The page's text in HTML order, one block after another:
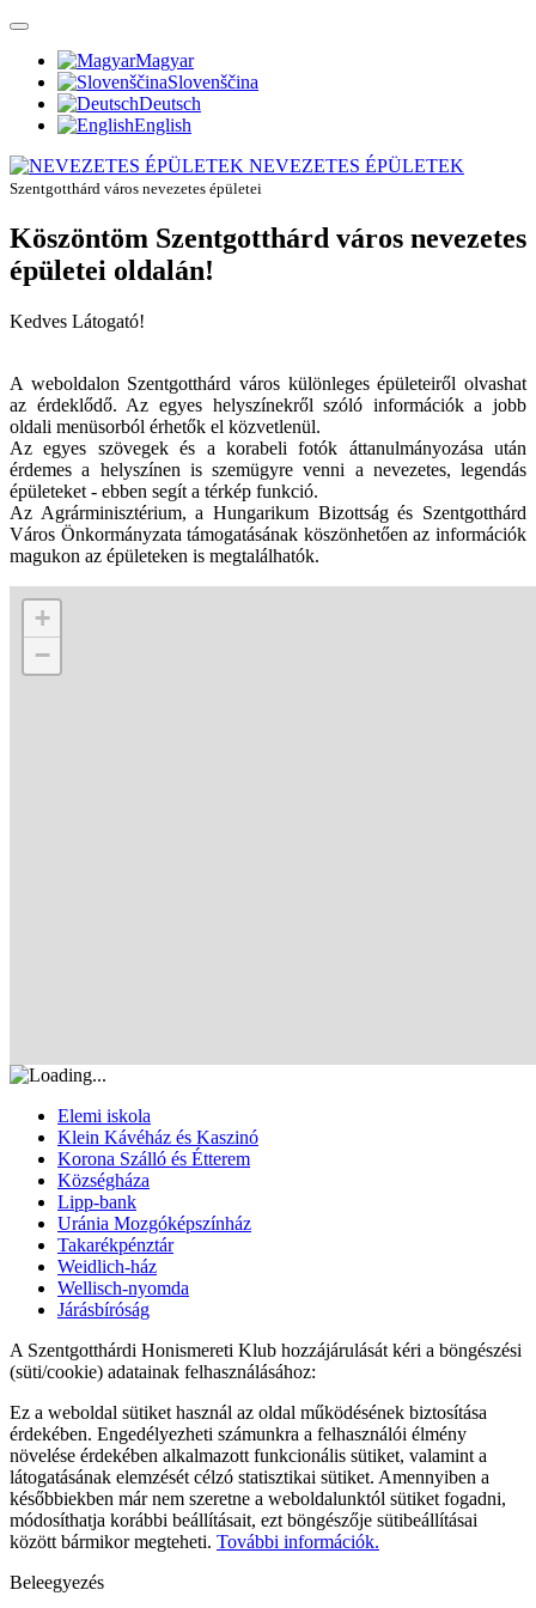
Magyar
Slovenščina
Deutsch
English
NEVEZETES ÉPÜLETEK
Szentgotthárd város nevezetes épületei
Köszöntöm Szentgotthárd város nevezetes
épületei oldalán!
Kedves Látogató!
A weboldalon Szentgotthárd város különleges épületeiről olvashat
az érdeklődő. Az egyes helyszínekről szóló információk a jobb
oldali menüsorból érhetők el közvetlenül.
Az egyes szövegek és a korabeli fotók áttanulmányozása után
érdemes a helyszínen is szemügyre venni a nevezetes, legendás
épületeket - ebben segít a térkép funkció.
Az Agrárminisztérium, a Hungarikum Bizottság és Szentgotthárd
Város Önkormányzata támogatásának köszönhetően az információk
magukon az épületeken is megtalálhatók.
+
−
Elemi iskola
Klein Kávéház és Kaszinó
Korona Szálló és Étterem
Községháza
Lipp-bank
Uránia Mozgóképszínház
Takarékpénztár
Weidlich-ház
Wellisch-nyomda
Járásbíróság
A Szentgotthárdi Honismereti Klub hozzájárulását kéri a böngészési
(süti/cookie) adatainak felhasználásához:
Ez a weboldal sütiket használ az oldal működésének biztosítása
érdekében. Engedélyezheti számunkra a felhasználói élmény
növelése érdekében alkalmazott funkcionális sütiket, valamint a
látogatásának elemzését célzó statisztikai sütiket. Amennyiben a
későbbiekben már nem szeretne a weboldalunktól sütiket fogadni,
módosíthatja korábbi beállításait, ezt böngészője sütibeállításai
között bármikor megteheti. További információk.
Beleegyezés